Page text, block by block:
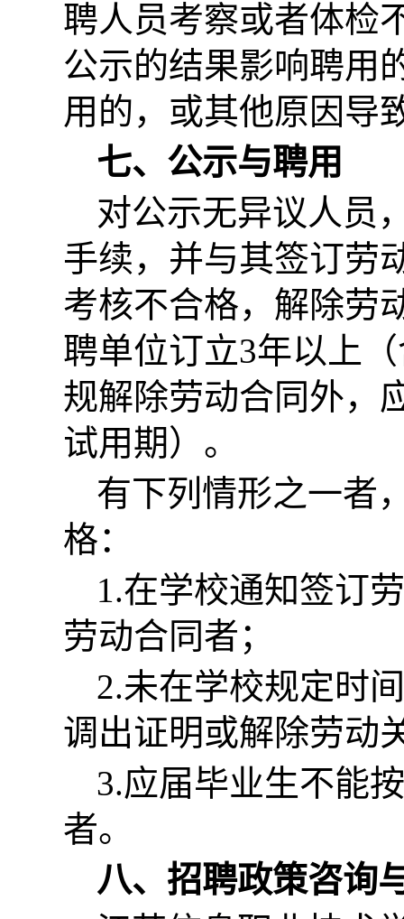
聘人员考察或者体检
公示的结果影响聘用
用的，或其他原因导
七、公示与聘用
对公示无异议人员
手续，并与其签订劳
考核不合格，解除劳
聘单位订立3年以上
规解除劳动合同外，
试用期）。
有下列情形之一者
格：
1.在学校通知签订
劳动合同者；
2.未在学校规定时
调出证明或解除劳动
3.应届毕业生不能
者。
八、招聘政策咨询